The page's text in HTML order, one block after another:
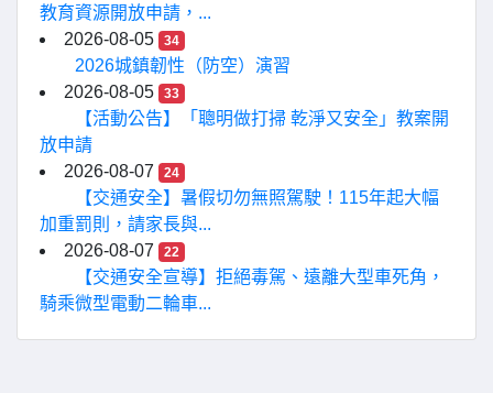
教育資源開放申請，...
2026-08-05
34
2026城鎮韌性（防空）演習
2026-08-05
33
【活動公告】「聰明做打掃 乾淨又安全」教案開
放申請
2026-08-07
24
【交通安全】暑假切勿無照駕駛！115年起大幅
加重罰則，請家長與...
2026-08-07
22
【交通安全宣導】拒絕毒駕、遠離大型車死角，
騎乘微型電動二輪車...